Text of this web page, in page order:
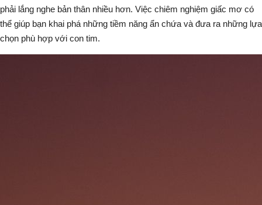
phải lắng nghe bản thân nhiều hơn. Việc chiêm nghiệm giấc mơ có
thể giúp bạn khai phá những tiềm năng ẩn chứa và đưa ra những lựa
chọn phù hợp với con tim.